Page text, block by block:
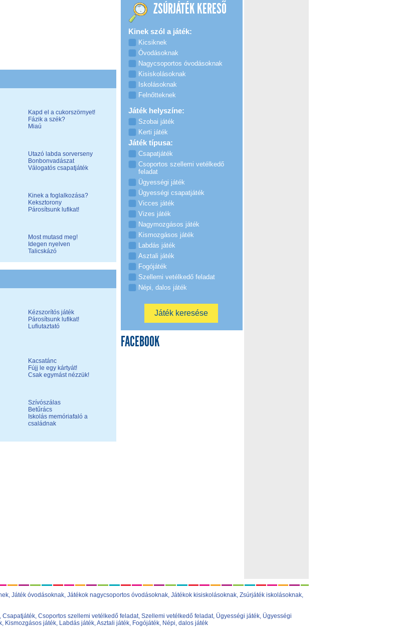
Kapd el a cukorszörnyet!
Fázik a szék?
Miaú
Utazó labda sorverseny
Bonbonvadászat
Válogatós csapatjáték
Kinek a foglalkozása?
Keksztorony
Párosítsunk lufikat!
Most mutasd meg!
Idegen nyelven
Talicskázó
Kézszorítós játék
Párosítsunk lufikat!
Lufiutaztató
Kacsatánc
Fújj le egy kártyát!
Csak egymást nézzük!
Szívószálas
Betűrács
Iskolás memóriafaló a
családnak
ZSÚRJÁTÉK KERESŐ
Kinek szól a játék:
Kicsiknek
Óvodásoknak
Nagycsoportos óvodásoknak
Kisiskolásoknak
Iskolásoknak
Felnőtteknek
Játék helyszíne:
Szobai játék
Kerti játék
Játék típusa:
Csapatjáték
Csoportos szellemi vetélkedő
feladat
Ügyességi játék
Ügyességi csapatjáték
Vicces játék
Vizes játék
Nagymozgásos játék
Kismozgásos játék
Labdás játék
Asztali játék
Fogójáték
Szellemi vetélkedő feladat
Népi, dalos játék
FACEBOOK
, Játék óvodásoknak, Játékok nagycsoportos óvodásoknak, Játékok kisiskolásoknak, Zsúrjáték iskolásoknak,
, Csapatjáték, Csoportos szellemi vetélkedő feladat, Szellemi vetélkedő feladat, Ügyességi játék, Ügyességi
, Kismozgásos játék, Labdás játék,Asztali játék, Fogójáték, Népi, dalos játék